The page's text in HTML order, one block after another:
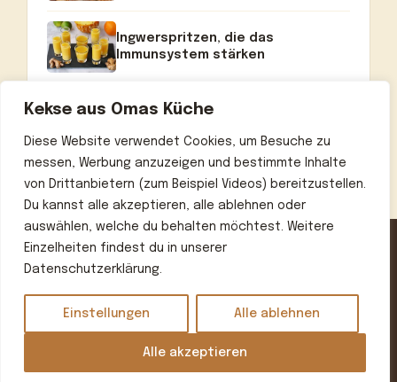
Kekse aus Omas Küche
Diese Website verwendet Cookies, um Besuche zu
messen, Werbung anzuzeigen und bestimmte Inhalte
von Drittanbietern (zum Beispiel Videos) bereitzustellen.
Du kannst alle akzeptieren, alle ablehnen oder
auswählen, welche du behalten möchtest. Weitere
Einzelheiten findest du in unserer
Datenschutzerklärung.
Einstellungen Alle ablehnen
Alle akzeptieren
Ingwerspritzen, die das
Immunsystem stärken
© 2026 Omas beste Rezepte• Erstellt mit